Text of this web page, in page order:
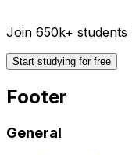
Join 650k+
Start studying for free
Footer
General